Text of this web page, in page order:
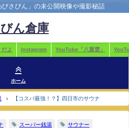
さびん」の未公開映像や撮影秘話
ん倉庫
よ instagram YouTube「八重雲」
ホーム
【コスパ最強！？】四日市のサウナ
スーパー銭湯 サウナー